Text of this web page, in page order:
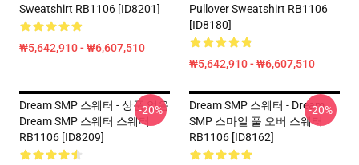
Sweatshirt RB1106 [ID8201]
₩5,642,910 - ₩6,607,510
Pullover Sweatshirt RB1106
[ID8180]
₩5,642,910 - ₩6,607,510
Dream SMP 스웨터 - 상품 없음
Dream SMP 스웨터 스웨터
RB1106 [ID8209]
-20%
Dream SMP 스웨터 - Dream
SMP 스마일 풀 오버 스웨터
RB1106 [ID8162]
-20%